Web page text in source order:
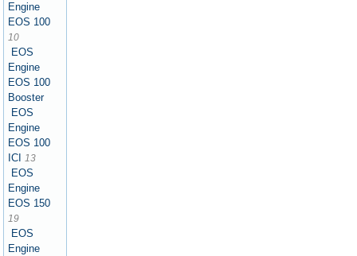
Engine
EOS 100
10
EOS
Engine
EOS 100
Booster
EOS
Engine
EOS 100
ICI
13
EOS
Engine
EOS 150
19
EOS
Engine